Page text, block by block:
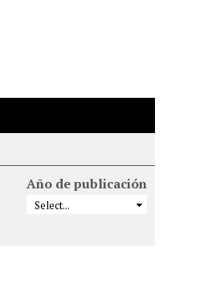
Año de publicación